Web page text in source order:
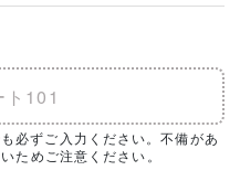
も必ずご入力ください。不備があ
ためご注意ください。